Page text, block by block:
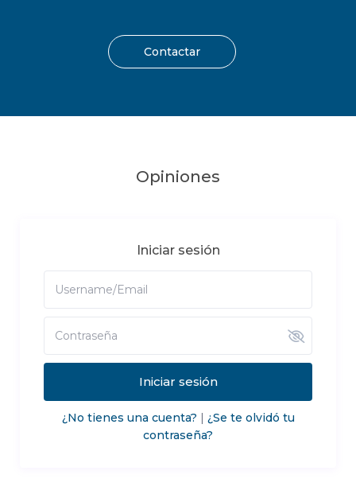
Contactar
Opiniones
Iniciar sesión
Iniciar sesión
¿No tienes una cuenta? | ¿Se te olvidó tu
contraseña?